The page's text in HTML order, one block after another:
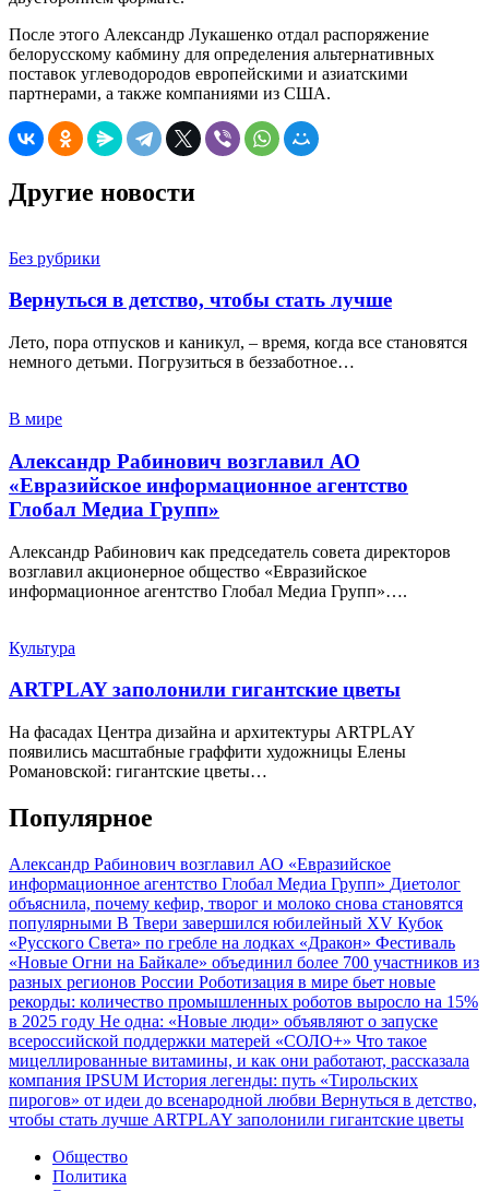
После этого Александр Лукашенко отдал распоряжение
белорусскому кабмину для определения альтернативных
поставок углеводородов европейскими и азиатскими
партнерами, а также компаниями из США.
Другие новости
Без рубрики
Вернуться в детство, чтобы стать лучше
Лето, пора отпусков и каникул, – время, когда все становятся
немного детьми. Погрузиться в беззаботное…
В мире
Александр Рабинович возглавил АО
«Евразийское информационное агентство
Глобал Медиа Групп»
Александр Рабинович как председатель совета директоров
возглавил акционерное общество «Евразийское
информационное агентство Глобал Медиа Групп»….
Культура
ARTPLAY заполонили гигантские цветы
На фасадах Центра дизайна и архитектуры ARTPLAY
появились масштабные граффити художницы Елены
Романовской: гигантские цветы…
Популярное
Александр Рабинович возглавил АО «Евразийское
информационное агентство Глобал Медиа Групп» Диетолог
объяснила, почему кефир, творог и молоко снова становятся
популярными В Твери завершился юбилейный XV Кубок
«Русского Света» по гребле на лодках «Дракон» Фестиваль
«Новые Огни на Байкале» объединил более 700 участников из
разных регионов России Роботизация в мире бьет новые
рекорды: количество промышленных роботов выросло на 15%
в 2025 году Не одна: «Новые люди» объявляют о запуске
всероссийской поддержки матерей «СОЛО+» Что такое
мицеллированные витамины, и как они работают, рассказала
компания IPSUM История легенды: путь «Тирольских
пирогов» от идеи до всенародной любви Вернуться в детство,
чтобы стать лучше ARTPLAY заполонили гигантские цветы
Общество
Политика